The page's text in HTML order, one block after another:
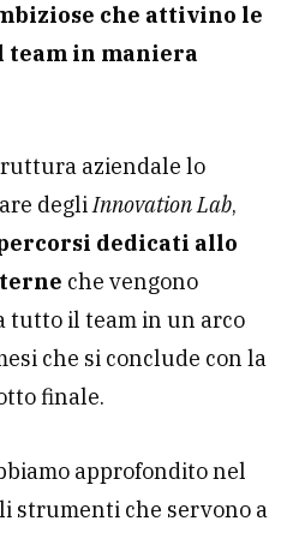
che attivino le
team in maniera
aziendale lo
degliInnovation Lab,
dedicati allo
che vengono
tutto il team in un arco
che si conclude con la
finale.
approfondito nel
strumenti che servono a